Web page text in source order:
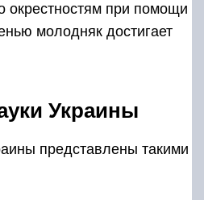
окрестностям при помощи
молодняк достигает
Украины
представлены такими